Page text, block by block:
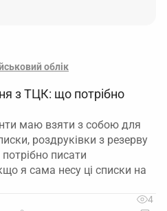
облік
з ТЦК: що потрібно
маю взяти з собою для
роздруківки з резерву
писати
я сама несу ці списки на
4